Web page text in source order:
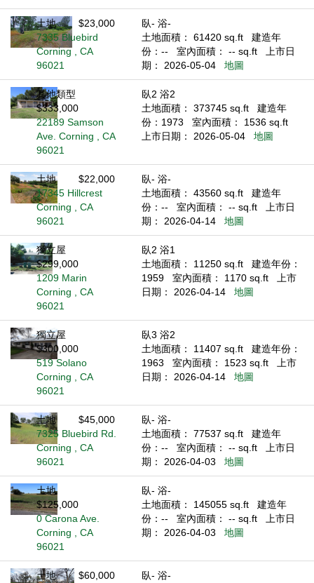
土地
$23,000
7335 Bluebird
Corning , CA
96021
臥- 浴-
土地面積： 61420 sq.ft
建造年
份：--
室內面積： -- sq.ft
上市日
期： 2026-05-04
地圖
其他類型
$333,000
22189 Samson
Ave. Corning , CA
96021
臥2 浴2
土地面積： 373745 sq.ft
建造年
份：1973
室內面積： 1536 sq.ft
上市日期： 2026-05-04
地圖
土地
$22,000
17345 Hillcrest
Corning , CA
96021
臥- 浴-
土地面積： 43560 sq.ft
建造年
份：--
室內面積： -- sq.ft
上市日
期： 2026-04-14
地圖
獨立屋
$299,000
1209 Marin
Corning , CA
96021
臥2 浴1
土地面積： 11250 sq.ft
建造年份：
1959
室內面積： 1170 sq.ft
上市
日期： 2026-04-14
地圖
獨立屋
$300,000
519 Solano
Corning , CA
96021
臥3 浴2
土地面積： 11407 sq.ft
建造年份：
1963
室內面積： 1523 sq.ft
上市
日期： 2026-04-14
地圖
土地
$45,000
7325 Bluebird Rd.
Corning , CA
96021
臥- 浴-
土地面積： 77537 sq.ft
建造年
份：--
室內面積： -- sq.ft
上市日
期： 2026-04-03
地圖
土地
$125,000
0 Carona Ave.
Corning , CA
96021
臥- 浴-
土地面積： 145055 sq.ft
建造年
份：--
室內面積： -- sq.ft
上市日
期： 2026-04-03
地圖
土地
$60,000
臥- 浴-